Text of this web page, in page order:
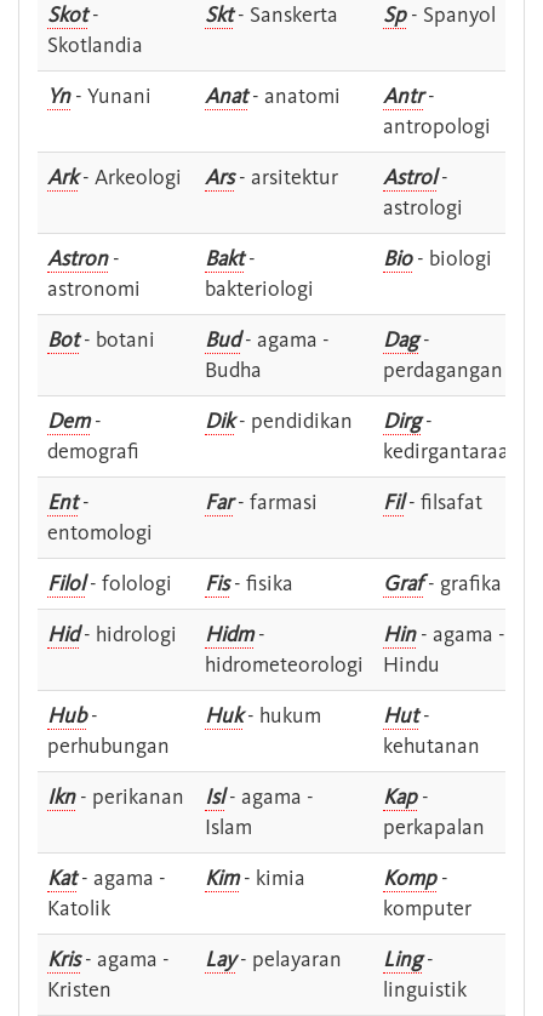
Skot-
Skotlandia
Skt- Sanskerta Sp- Spanyol
Yn- Yunani Anat- anatomi Antr-
antropologi
Ark- Arkeologi Ars- arsitektur Astrol-
astrologi
Astron-
astronomi
Bakt-
bakteriologi
Bio- biologi
Bot- botani Bud- agama -
Budha
Dag-
perdagangan
Dem-
demografi
Dik- pendidikan Dirg-
kedirgantaraan
Ent-
entomologi
Far- farmasi Fil- filsafat
Filol- folologi Fis- fisika Graf- grafika
Hid- hidrologi Hidm-
hidrometeorologi
Hin- agama -
Hindu
Hub-
perhubungan
Huk- hukum Hut-
kehutanan
Ikn- perikanan Isl- agama -
Islam
Kap-
perkapalan
Kat- agama -
Katolik
Kim- kimia Komp-
komputer
Kris- agama -
Kristen
Lay- pelayaran Ling-
linguistik